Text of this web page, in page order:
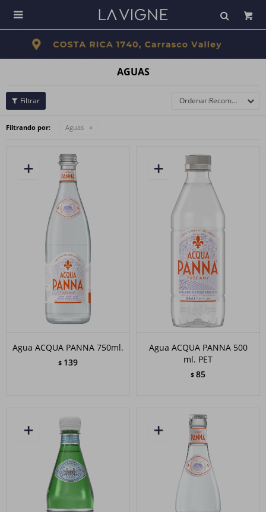

AGUAS
Recomendados
Filtrando por: Aguas
Agua ACQUA PANNA 750ml.
$ 139
Agua ACQUA PANNA 500
ml. PET
$ 85